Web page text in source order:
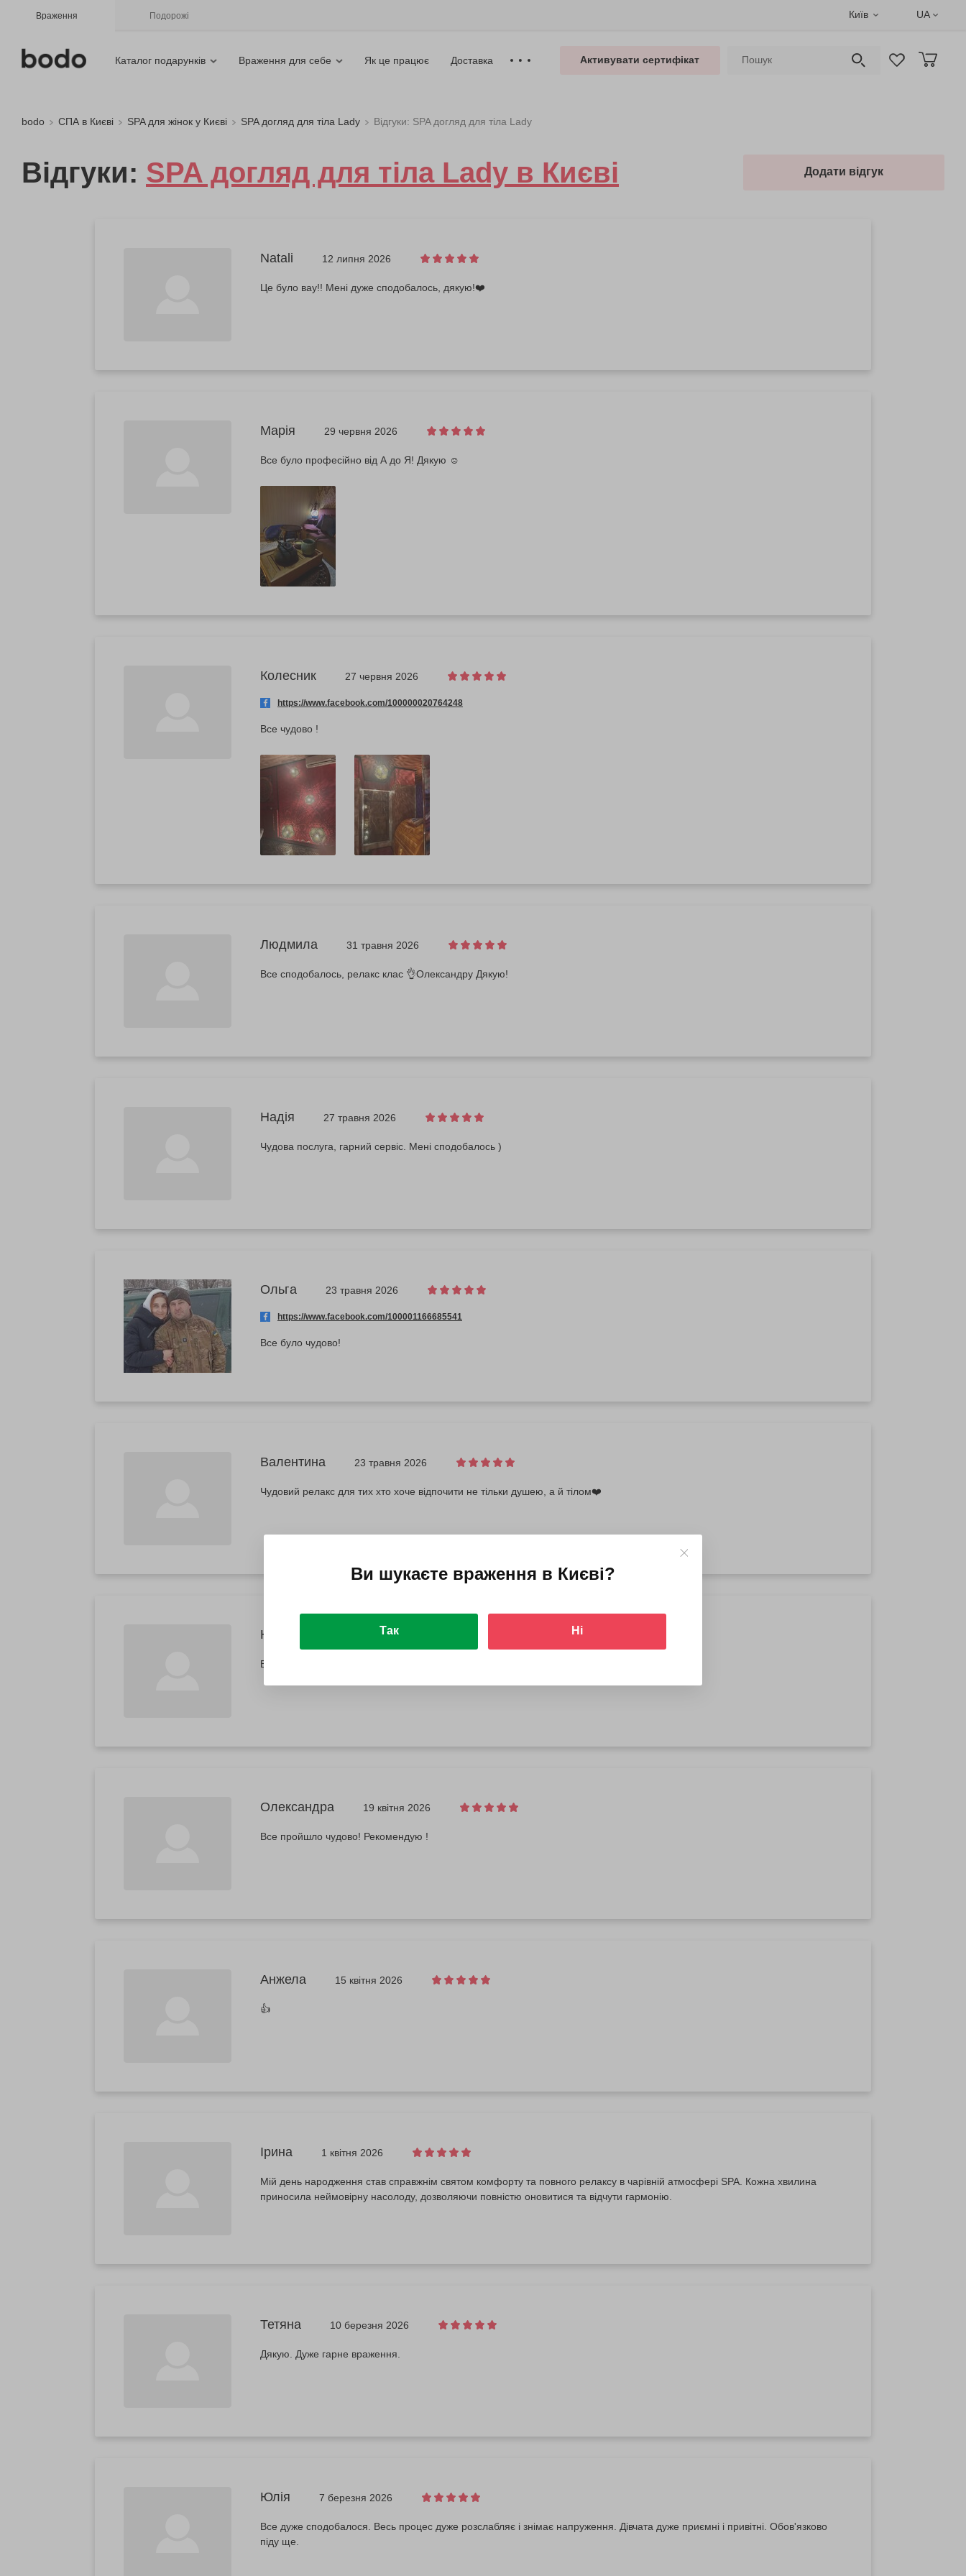
Враження Подорожі Київ UA
Каталог подарунків Враження для себе Як це працює Доставка Активувати сертифікат
bodo СПА в Києві SPA для жінок у Києві SPA догляд для тіла Lady Відгуки: SPA догляд для тіла Lady
Відгуки: SPA догляд для тіла Lady в Києві Додати відгук
Natali 12 липня 2026
Це було вау!! Мені дуже сподобалось, дякую!❤️
Марія 29 червня 2026
Все було професійно від А до Я! Дякую ☺️
Колесник 27 червня 2026
https://www.facebook.com/100000020764248
Все чудово !
Людмила 31 травня 2026
Все сподобалось, релакс клас 👌Олександру Дякую!
Надія 27 травня 2026
Чудова послуга, гарний сервіс. Мені сподобалось )
Ольга 23 травня 2026
https://www.facebook.com/100001166685541
Все було чудово!
Валентина 23 травня 2026
Чудовий релакс для тих хто хоче відпочити не тільки душею, а й тілом❤️
Наталя 13 травня 2026
Все було просто чудово. Релакс такий як і має бути
Олександра 19 квітня 2026
Все пройшло чудово! Рекомендую !
Анжела 15 квітня 2026
👍
Ірина 1 квітня 2026
Мій день народження став справжнім святом комфорту та повного релаксу в чарівній атмосфері SPA. Кожна хвилина
приносила неймовірну насолоду, дозволяючи повністю оновитися та відчути гармонію.
Тетяна 10 березня 2026
Дякую. Дуже гарне враження.
Юлія 7 березня 2026
Все дуже сподобалося. Весь процес дуже розслабляє і знімає напруження. Дівчата дуже приємні і привітні. Обов'язково
піду ще.
Ви шукаєте враження в Києві?
Так Ні